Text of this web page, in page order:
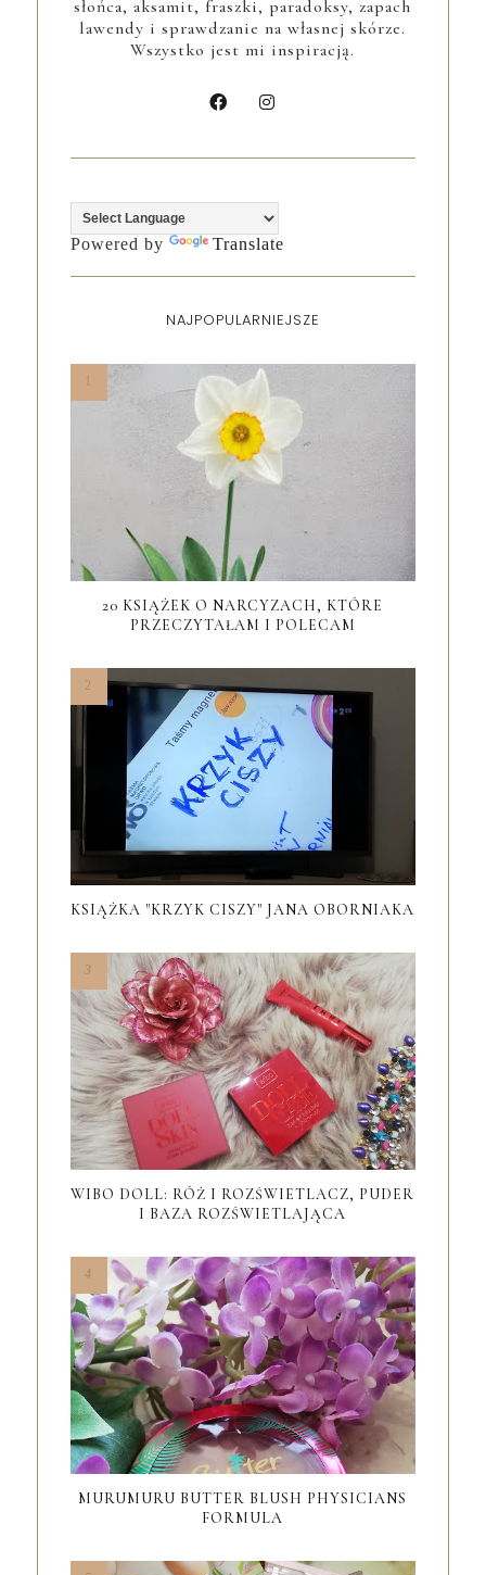
słońca, aksamit, fraszki, paradoksy, zapach
lawendy i sprawdzanie na własnej skórze.
Wszystko jest mi inspiracją.
Powered by Translate
NAJPOPULARNIEJSZE
20 KSIĄŻEK O NARCYZACH, KTÓRE
PRZECZYTAŁAM I POLECAM
KSIĄŻKA "KRZYK CISZY" JANA OBORNIAKA
WIBO DOLL: RÓŻ I ROZŚWIETLACZ, PUDER
I BAZA ROZŚWIETLAJĄCA
MURUMURU BUTTER BLUSH PHYSICIANS
FORMULA